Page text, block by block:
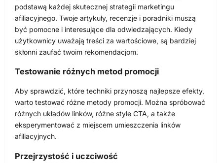
podstawą każdej skutecznej strategii marketingu
afiliacyjnego. Twoje artykuły, recenzje i poradniki muszą
być pomocne i interesujące dla odwiedzających. Kiedy
użytkownicy uważają treści za wartościowe, są bardziej
skłonni zaufać twoim rekomendacjom.
Testowanie różnych metod promocji
Aby sprawdzić, które techniki przynoszą najlepsze efekty,
warto testować różne metody promocji. Można spróbować
różnych układów linków, różne style CTA, a także
eksperymentować z miejscem umieszczenia linków
afiliacyjnych.
Przejrzystość i uczciwość